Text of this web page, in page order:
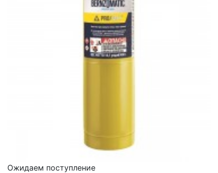
Ожидаем поступление